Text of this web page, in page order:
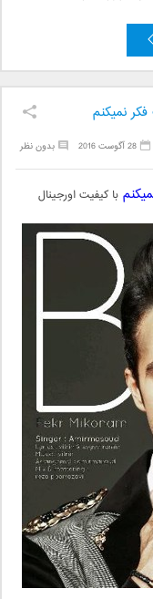
نمیکنم
بدون نظر 28 آگوست 2016
با کیفیت اورجینال